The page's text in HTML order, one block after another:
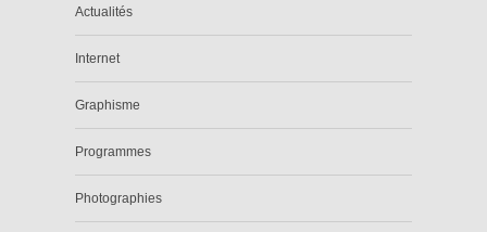
Actualités
Internet
Graphisme
Programmes
Photographies